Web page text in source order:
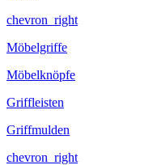
chevron_right
Möbelgriffe
Möbelknöpfe
Griffleisten
Griffmulden
chevron_right